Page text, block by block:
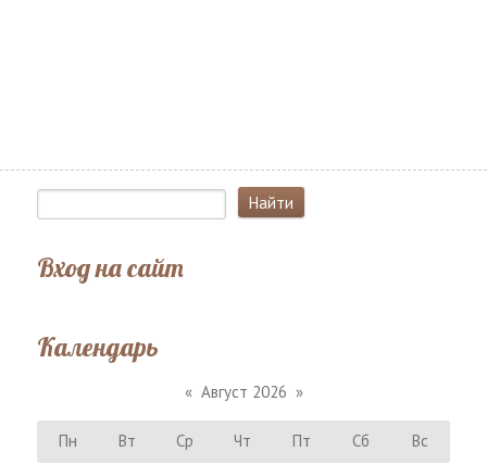
Вход на сайт
Календарь
« Август 2026 »
Пн Вт Ср Чт Пт Сб
Вс